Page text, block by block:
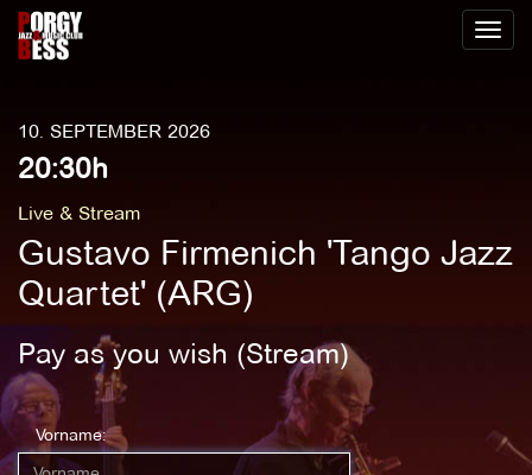
Toggle
10. SEPTEMBER 2026
20:30h
Live & Stream
Gustavo Firmenich 'Tango Jazz
Quartet' (ARG)
Pay as you wish (Stream)
Vorname: